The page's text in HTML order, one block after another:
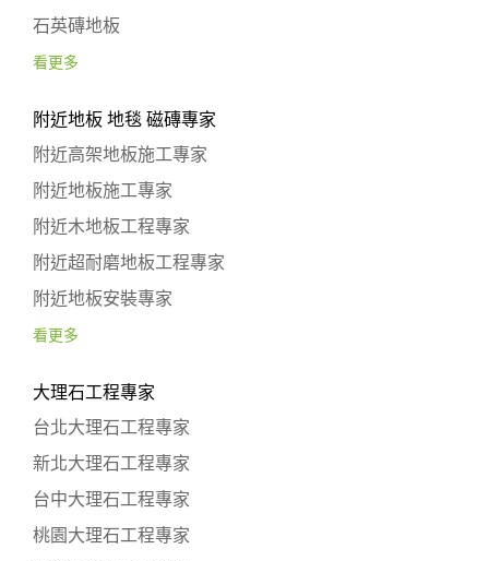
石英磚地板
看更多
附近地板 地毯 磁磚專家
附近高架地板施工專家
附近地板施工專家
附近木地板工程專家
附近超耐磨地板工程專家
附近地板安裝專家
看更多
大理石工程專家
台北大理石工程專家
新北大理石工程專家
台中大理石工程專家
桃園大理石工程專家